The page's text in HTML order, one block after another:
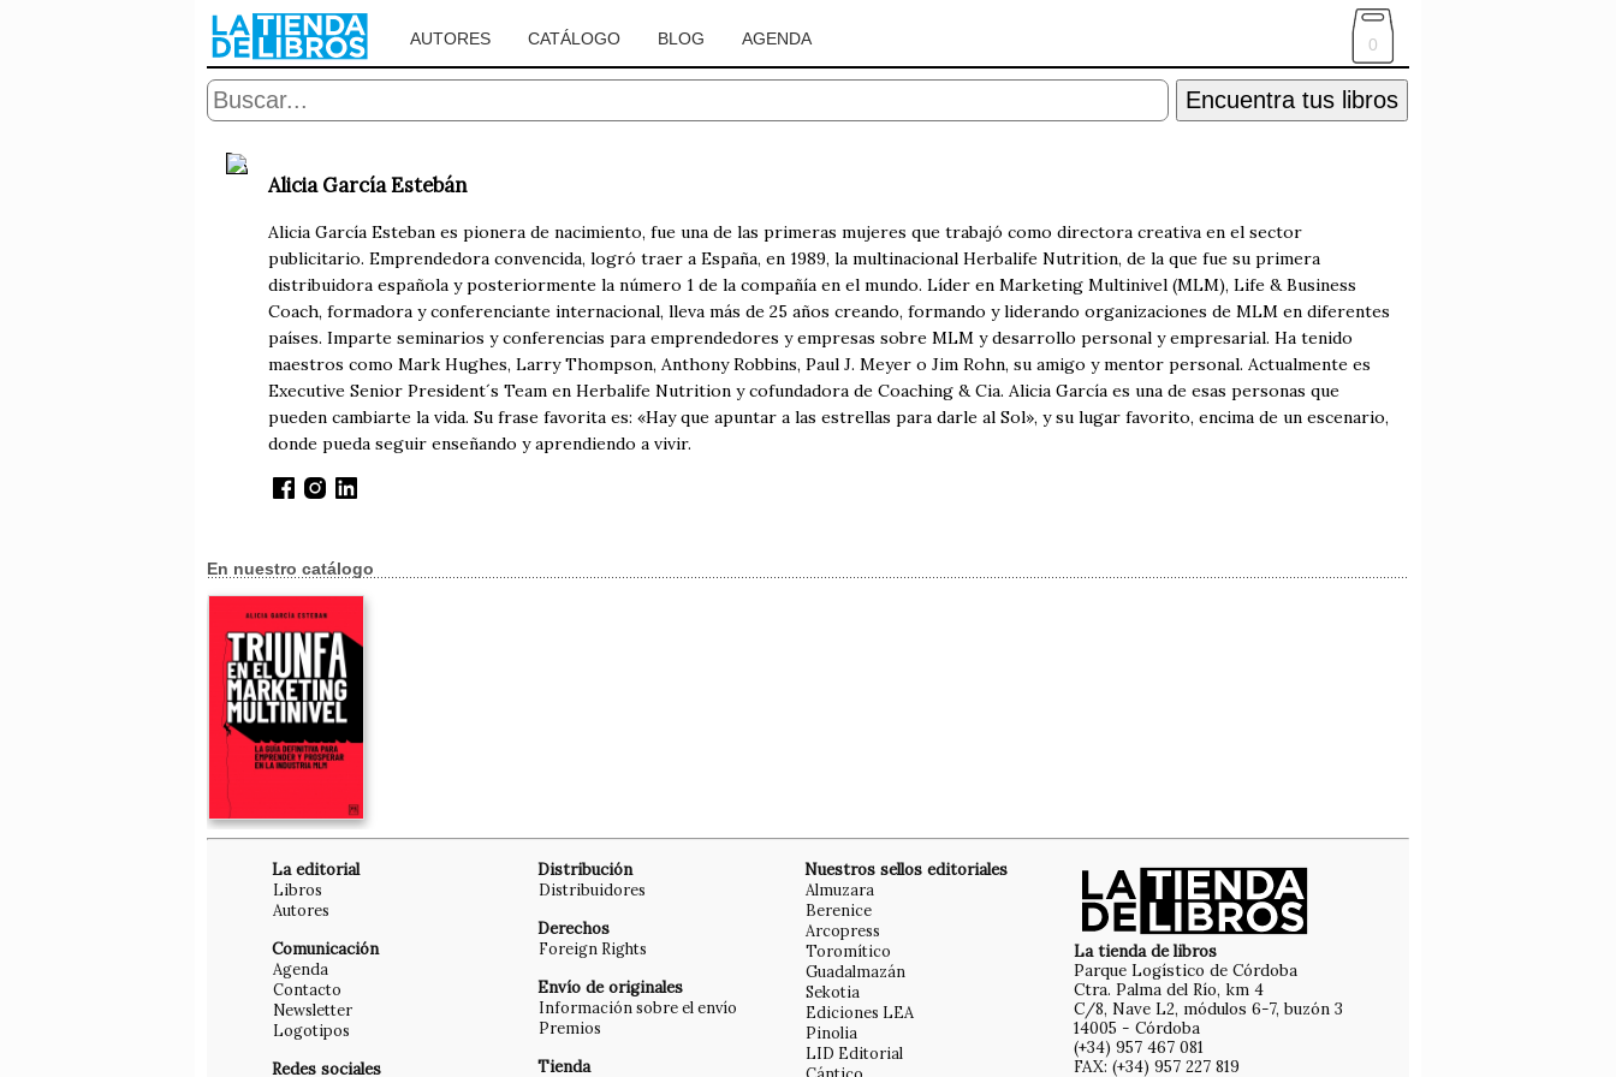
AUTORES CATÁLOGO BLOG AGENDA 0
Encuentra tus libros
Alicia García Estebán
Alicia García Esteban es pionera de nacimiento, fue una de las primeras mujeres que trabajó como directora creativa en el sector
publicitario. Emprendedora convencida, logró traer a España, en 1989, la multinacional Herbalife Nutrition, de la que fue su primera
distribuidora española y posteriormente la número 1 de la compañía en el mundo. Líder en Marketing Multinivel (MLM), Life & Business
Coach, formadora y conferenciante internacional, lleva más de 25 años creando, formando y liderando organizaciones de MLM en diferentes
países. Imparte seminarios y conferencias para emprendedores y empresas sobre MLM y desarrollo personal y empresarial. Ha tenido
maestros como Mark Hughes, Larry Thompson, Anthony Robbins, Paul J. Meyer o Jim Rohn, su amigo y mentor personal. Actualmente es
Executive Senior President´s Team en Herbalife Nutrition y cofundadora de Coaching & Cia. Alicia García es una de esas personas que
pueden cambiarte la vida. Su frase favorita es: «Hay que apuntar a las estrellas para darle al Sol», y su lugar favorito, encima de un escenario,
donde pueda seguir enseñando y aprendiendo a vivir.
En nuestro catálogo
La editorial
Libros
Autores
Comunicación
Agenda
Contacto
Newsletter
Logotipos
Redes sociales
Distribución
Distribuidores
Derechos
Foreign Rights
Envío de originales
Información sobre el envío
Premios
Tienda
Nuestros sellos editoriales
Almuzara
Berenice
Arcopress
Toromítico
Guadalmazán
Sekotia
Ediciones LEA
Pinolia
LID Editorial
La tienda de libros
Parque Logístico de Córdoba
Ctra. Palma del Río, km 4
C/8, Nave L2, módulos 6-7, buzón 3
14005 - Córdoba
(+34) 957 467 081
FAX: (+34) 957 227 819